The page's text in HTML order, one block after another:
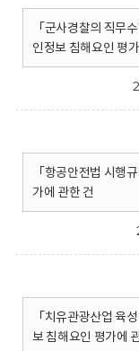
「군사경찰의 직무
인정보 침해요인 평
「항공안전법 시행
가에 관한 건
「치유관광산업 육
보 침해요인 평가에